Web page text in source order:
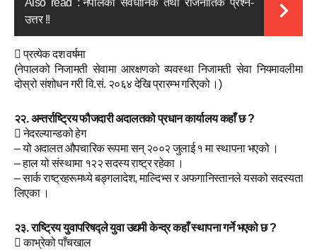
उत्तर !!
 प्रत्येक दश वर्षमा
(नेपालको निजामती सेवामा आरक्षणको व्यवस्था निजामती सेवा नियमावलीमा
दोस्रो संशोधन गरी वि.सं. २०६४ देखि प्रारम्भ गरिएको ।)
२२. अन्तर्राष्ट्रिय फौजदारी अदालतको प्रधान कार्यालय कहाँ छ ?
 नेदरल्यान्डको हेग
– यो अदालत औपचारिक रूपमा सन् २००२ जुलाई १ मा स्थापना भएको ।
– हाल यो संस्थामा १२२ सदस्य राष्ट्र रहेका ।
– सार्क राष्ट्रहरूमध्ये बङ्गलादेश, माल्दिभ्स र अफगानिस्तानले यसको सदस्यता
लिएका ।
२३. राष्ट्रिय युवापरिषद्ले युवा उद्यमी केन्द्र कहाँ स्थापना गर्ने भएको छ ?
 काभ्रेको पाँचखाल